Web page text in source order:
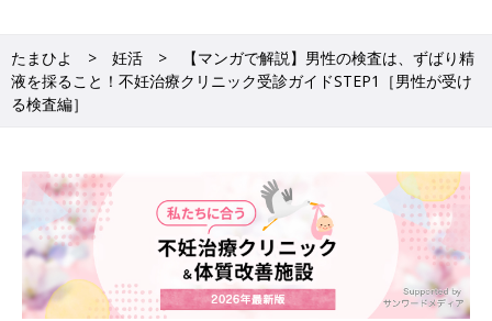
たまひよ 妊活
【マンガで解説】男性の検査は、ずばり精
液を採ること！不妊治療クリニック受診ガイドSTEP1［男性が受け
る検査編］